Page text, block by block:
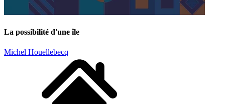
La possibilité d'une île
Michel Houellebecq